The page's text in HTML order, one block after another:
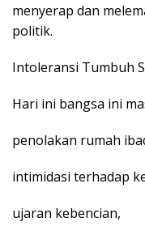
menyerap dan
politik.
Intoleransi Tumbuh
Hari ini bangsa ini
penolakan rumah
intimidasi terhadap
ujaran kebencian,